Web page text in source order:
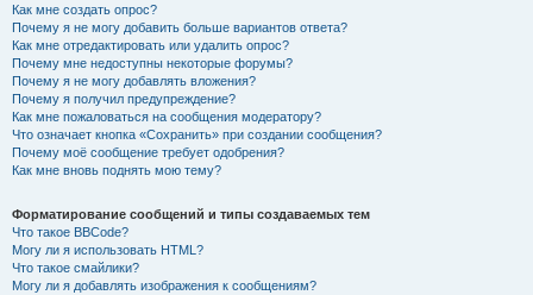
Как мне создать опрос?
Почему я не могу добавить больше вариантов ответа?
Как мне отредактировать или удалить опрос?
Почему мне недоступны некоторые форумы?
Почему я не могу добавлять вложения?
Почему я получил предупреждение?
Как мне пожаловаться на сообщения модератору?
Что означает кнопка «Сохранить» при создании сообщения?
Почему моё сообщение требует одобрения?
Как мне вновь поднять мою тему?
Форматирование сообщений и типы создаваемых тем
Что такое BBCode?
Могу ли я использовать HTML?
Что такое смайлики?
Могу ли я добавлять изображения к сообщениям?